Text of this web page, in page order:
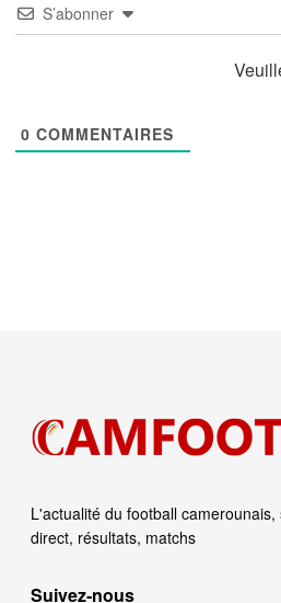
S’abonner
0 COMMENTAIRES
L'actualité du football camerounais,
direct, résultats, matchs
Suivez‑nous